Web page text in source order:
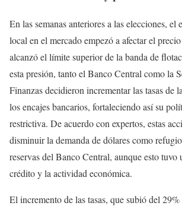
En las semanas anteriores a las elecciones, el
local en el mercado empezó a afectar el
alcanzó el límite superior de la banda de
esta presión, tanto el Banco Central como la
Finanzas decidieron incrementar las tasas de
los encajes bancarios, fortaleciendo así su
restrictiva. De acuerdo con expertos, estas
disminuir la demanda de dólares como
reservas del Banco Central, aunque esto tuvo
crédito y la actividad económica.
El incremento de las tasas, que subió del